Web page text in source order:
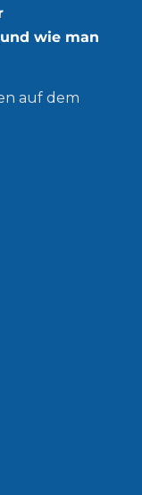
wie man
auf dem